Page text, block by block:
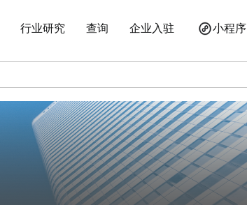
行业研究 查询 企业入驻 小程序